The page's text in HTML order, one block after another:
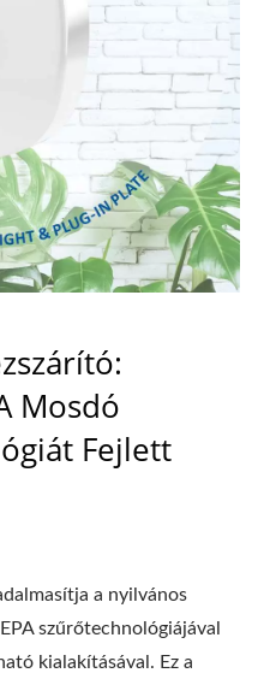
Mosdó
Fejlett
a nyilvános
szűrőtechnológiájával
kialakításával. Ez a